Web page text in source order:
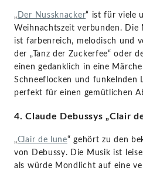
„ Der Nussknacker“ ist für viele
Weihnachtszeit verbunden. Die
ist farbenreich, melodisch und
der „Tanz der Zuckerfee“ oder
einen gedanklich in eine
Schneeflocken und funkelnden
perfekt für einen gemütlichen
4. Claude Debussys „Clair
„Clair de lune“ gehört zu den
von Debussy. Die Musik ist
als würde Mondlicht auf eine